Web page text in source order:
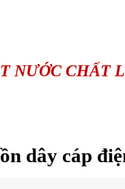
NƯỚC CHẤT
dây cáp